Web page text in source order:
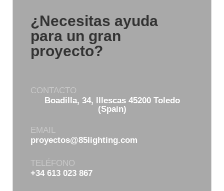
¿Necesitas ayuda
para un gran
proyecto?
CONTACTO
Boadilla, 34, Illescas 45200 Toledo
(Spain)
EMAIL
proyectos@85lighting.com
TELÉFONO
+34 613 023 867